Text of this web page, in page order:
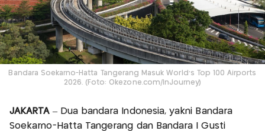
Bandara Soekarno-Hatta Tangerang Masuk World’s Top 100 Airports
2026. (Foto: Okezone.com/InJourney)
JAKARTA– Dua bandara Indonesia, yakni Bandara
Soekarno-Hatta Tangerang dan Bandara I Gusti